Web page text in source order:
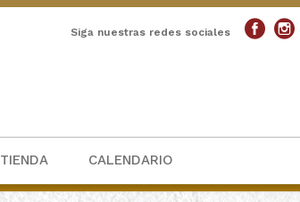
Siga nuestras redes sociales
TIENDA CALENDARIO